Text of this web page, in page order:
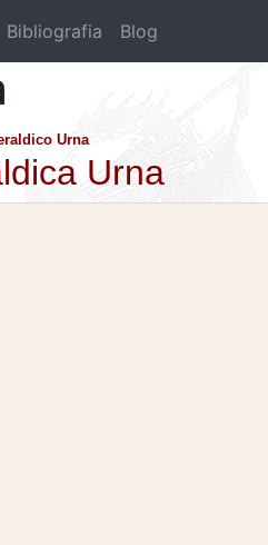
Bibliografia Blog
Urna
Urna